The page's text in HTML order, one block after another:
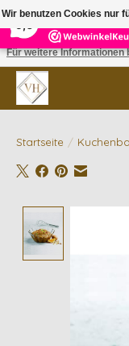
5
✓ Gratis verzending vanaf
Startseite /
Wir benutzen Cookies nur
Ist das
Für weitere Informationen